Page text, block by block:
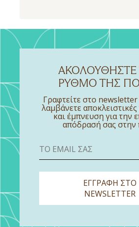
ΑΚΟΛΟΥΘΉΣΤΕ
ΡΥΘΜΌ ΤΗΣ
Γραφτείτε στο newsletter
λαμβάνετε
και έμπνευση για την
απόδρασή σας στην
ΕΓΓΡΑΦΗ ΣΤΟ
NEWSLETTER